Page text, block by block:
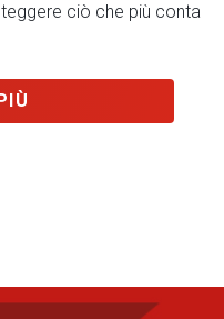
ciò che più conta